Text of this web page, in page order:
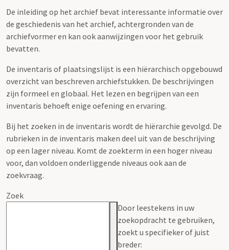
De inleiding op het archief bevat interessante informatie over
de geschiedenis van het archief, achtergronden van de
archiefvormer en kan ook aanwijzingen voor het gebruik
bevatten.
De inventaris of plaatsingslijst is een hiërarchisch opgebouwd
overzicht van beschreven archiefstukken. De beschrijvingen
zijn formeel en globaal. Het lezen en begrijpen van een
inventaris behoeft enige oefening en ervaring.
Bij het zoeken in de inventaris wordt de hiërarchie gevolgd. De
rubrieken in de inventaris maken deel uit van de beschrijving
op een lager niveau. Komt de zoekterm in een hoger niveau
voor, dan voldoen onderliggende niveaus ook aan de
zoekvraag.
Zoek
Door leestekens in uw
zoekopdracht te gebruiken,
zoekt u specifieker of juist
breder: